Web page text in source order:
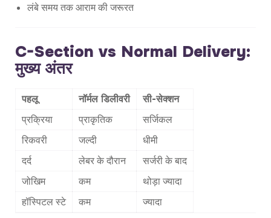
लंबे समय तक आराम की जरूरत
C-Section vs Normal Delivery:
मुख्य अंतर
पहलू नॉर्मल डिलीवरी
सी-सेक्शन
प्रक्रिया
प्राकृतिक
सर्जिकल
रिकवरी
जल्दी
धीमी
दर्द
लेबर के दौरान
सर्जरी के बाद
जोखिम
कम
थोड़ा ज्यादा
हॉस्पिटल स्टे
कम ज्यादा